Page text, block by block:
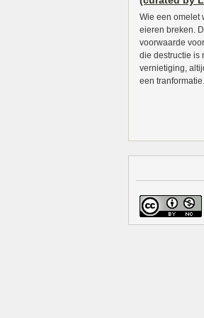
Wie een omelet
eieren breken.
voorwaarde
die destructie is
vernietiging,
een